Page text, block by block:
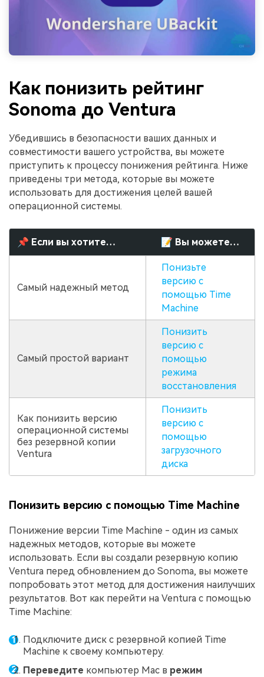
Как понизить рейтинг
Sonoma до Ventura
Убедившись в безопасности ваших данных и
совместимости вашего устройства, вы можете
приступить к процессу понижения рейтинга. Ниже
приведены три метода, которые вы можете
использовать для достижения целей вашей
операционной системы.
📌 Если вы хотите… 📝 Вы можете…
Самый надежный метод
Понизьте
версию с
помощью Time
Machine
Самый простой вариант
Понизить
версию с
помощью
режима
восстановления
Как понизить версию
операционной системы
без резервной копии
Ventura
Понизить
версию с
помощью
загрузочного
диска
Понизить версию с помощью Time Machine
Понижение версии Time Machine - один из самых
надежных методов, которые вы можете
использовать. Если вы создали резервную копию
Ventura перед обновлением до Sonoma, вы можете
попробовать этот метод для достижения наилучших
результатов. Вот как перейти на Ventura с помощью
Time Machine:
Подключите диск с резервной копией Time
Machine к своему компьютеру.
Переведите компьютер Mac в режим